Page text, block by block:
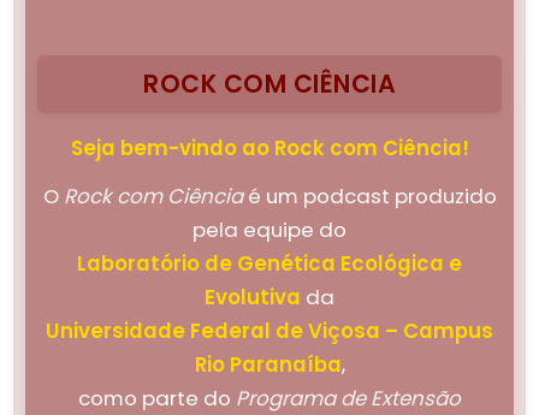
ROCK COM CIÊNCIA
Seja bem-vindo ao Rock com Ciência!
O Rock com Ciênciaé um podcast produzido
pela equipe do
Laboratório de Genética Ecológica e
Evolutiva da
Universidade Federal de Viçosa – Campus
Rio Paranaíba,
como parte do Programa de Extensão